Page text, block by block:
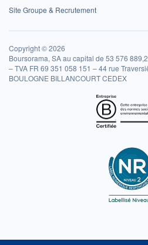
Site Groupe & Recrutement
Copyright © 2026
Boursorama, SA au capital de 53 576
– TVA FR 69 351 058 151 – 44 rue
BOULOGNE BILLANCOURT CEDEX